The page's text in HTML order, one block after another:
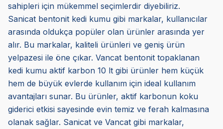
sahipleri için mükemmel seçimlerdir diyebiliriz.
Sanicat bentonit kedi kumu gibi markalar, kullanıcılar
arasında oldukça popüler olan ürünler arasında yer
alır. Bu markalar, kaliteli ürünleri ve geniş ürün
yelpazesi ile öne çıkar. Vancat bentonit topaklanan
kedi kumu aktif karbon 10 lt gibi ürünler hem küçük
hem de büyük evlerde kullanım için ideal kullanım
avantajları sunar. Bu ürünler, aktif karbonun koku
giderici etkisi sayesinde evin temiz ve ferah kalmasına
olanak sağlar. Sanicat ve Vancat gibi markalar,